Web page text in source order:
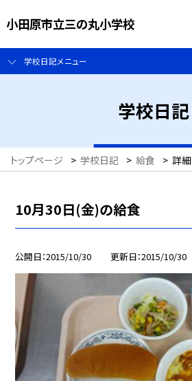
小田原市立三の丸小学校
学校日記メニュー
学校日記
トップページ > 学校日記 > 給食 > 詳細
10月30日(金)の給食
公開日 2015/10/30 更新日 2015/10/30